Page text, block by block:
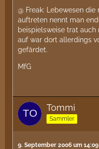
@ Freak: Lebewesen
auftreten nennt man
beispielsweise trat auch
auf war dort allerdings
gefärdet.
MfG
Tommi
Sammler
9. September 2006 um 14:09